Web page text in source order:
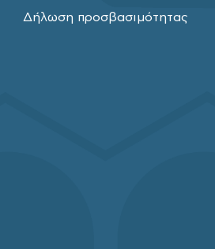
Δήλωση προσβασιμότητας